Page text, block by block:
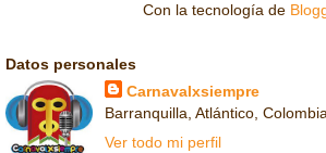
Con la tecnología de
Datos personales
Carnavalxsiempre
Barranquilla, Atlántico,
Ver todo mi perfil